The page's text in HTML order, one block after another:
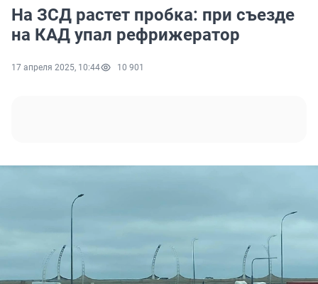
На ЗСД растет пробка: при съезде
на КАД упал рефрижератор
17 апреля 2025, 10:44 10 901